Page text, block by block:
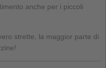
anche per i piccoli
strette, la maggior parte di